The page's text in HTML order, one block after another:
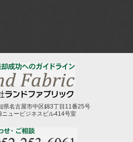
県名古屋市中区錦3丁目11番25号
ニュービジネスビル414号室